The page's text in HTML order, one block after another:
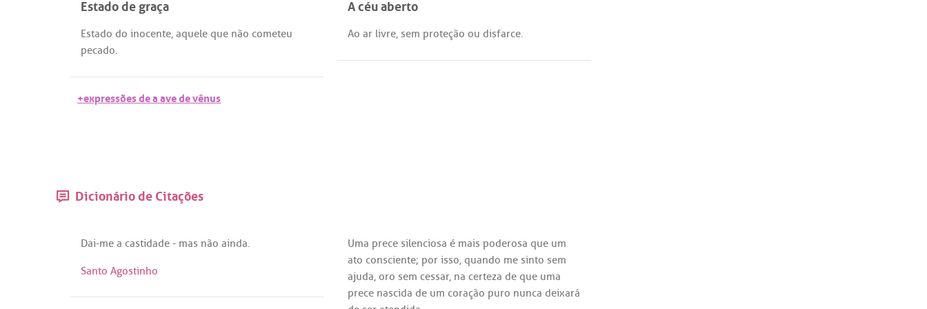
Estado de graça
Estado do inocente, aquele que não cometeu
pecado.
A céu aberto
Ao ar livre, sem proteção ou disfarce.
+expressões de a ave de vênus
Dicionário de Citações
Dai-me a castidade - mas não ainda.
Santo Agostinho
Uma prece silenciosa é mais poderosa que um
ato consciente; por isso, quando me sinto sem
ajuda, oro sem cessar, na certeza de que uma
prece nascida de um coração puro nunca deixará